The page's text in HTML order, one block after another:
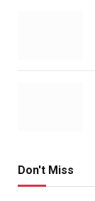
Don't Miss